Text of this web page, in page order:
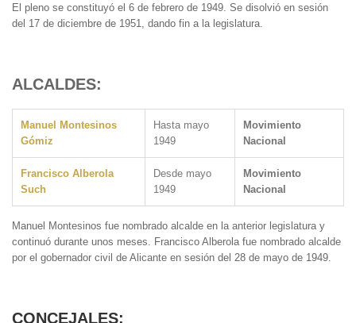
El pleno se constituyó el 6 de febrero de 1949. Se disolvió en sesión
del 17 de diciembre de 1951, dando fin a la legislatura.
ALCALDES:
Manuel Montesinos
Gómiz
Hasta mayo
1949
Movimiento
Nacional
Francisco Alberola
Such
Desde mayo
1949
Movimiento
Nacional
Manuel Montesinos fue nombrado alcalde en la anterior legislatura y
continuó durante unos meses. Francisco Alberola fue nombrado alcalde
por el gobernador civil de Alicante en sesión del 28 de mayo de 1949.
CONCEJALES: